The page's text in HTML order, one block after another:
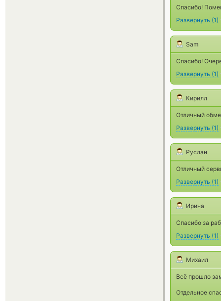
Спасибо!
Развернуть (1)
Sam
Спасибо!
Развернуть (1)
Кирилл
Отличный
Развернуть (1)
Руслан
Отличный
Развернуть (1)
Ирина
Спасибо за
Развернуть (1)
Михаил
Всё прошло
Отдельное